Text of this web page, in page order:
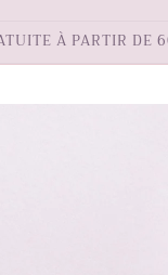
À PARTIR DE